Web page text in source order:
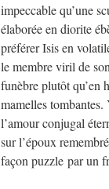
impeccable qu’une
élaborée en diorite
préférer Isis en
le membre viril de
funèbre plutôt qu’en
mamelles
l’amour conjugal
sur l’époux
façon puzzle par un